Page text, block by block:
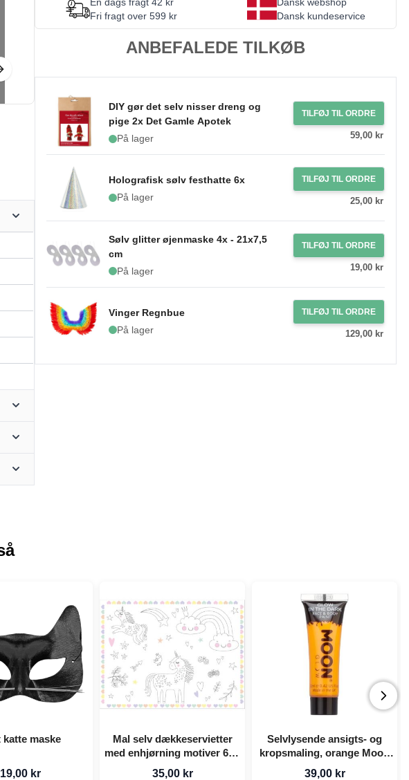
Én dags fragt 42 kr
Fri fragt over 599 kr
Dansk webshop
Dansk kundeservice
ANBEFALEDE TILKØB
DIY gør det selv nisser dreng og
pige 2x Det Gamle Apotek
På lager
TILFØJ TIL ORDRE
59,00 kr
Holografisk sølv festhatte 6x
På lager
TILFØJ TIL ORDRE
25,00 kr
Sølv glitter øjenmaske 4x - 21x7,5
cm
På lager
TILFØJ TIL ORDRE
19,00 kr
Vinger Regnbue
På lager
TILFØJ TIL ORDRE
129,00 kr
katte maske
19,00 kr
Mal selv dækkeservietter
med enhjørning motiver 6x -
40x30 cm
35,00 kr
Selvlysende ansigts- og
kropsmaling, orange Moon
Creations - 12 ml
39,00 kr